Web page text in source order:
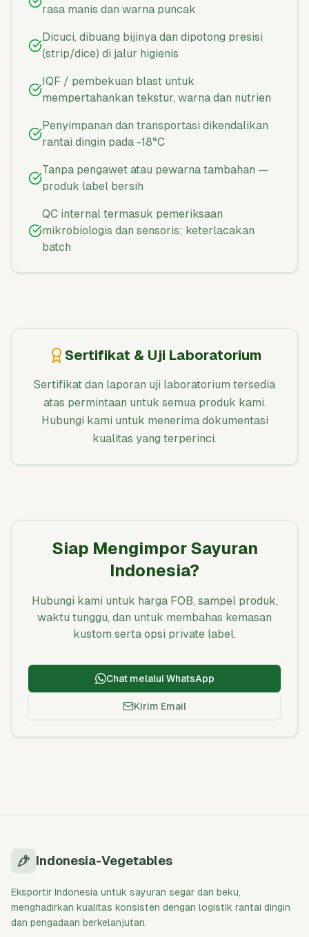
rasa manis dan warna puncak
Dicuci, dibuang bijinya dan dipotong presisi
(strip/dice) di jalur higienis
IQF / pembekuan blast untuk
mempertahankan tekstur, warna dan nutrien
Penyimpanan dan transportasi dikendalikan
rantai dingin pada -18°C
Tanpa pengawet atau pewarna tambahan —
produk label bersih
QC internal termasuk pemeriksaan
mikrobiologis dan sensoris; keterlacakan
batch
Sertifikat & Uji Laboratorium
Sertifikat dan laporan uji laboratorium tersedia
atas permintaan untuk semua produk kami.
Hubungi kami untuk menerima dokumentasi
kualitas yang terperinci.
Siap Mengimpor Sayuran
Indonesia?
Hubungi kami untuk harga FOB, sampel produk,
waktu tunggu, dan untuk membahas kemasan
kustom serta opsi private label.
Chat melalui WhatsApp
Kirim Email
Indonesia-Vegetables
Eksportir Indonesia untuk sayuran segar dan beku,
menghadirkan kualitas konsisten dengan logistik rantai dingin
dan pengadaan berkelanjutan.